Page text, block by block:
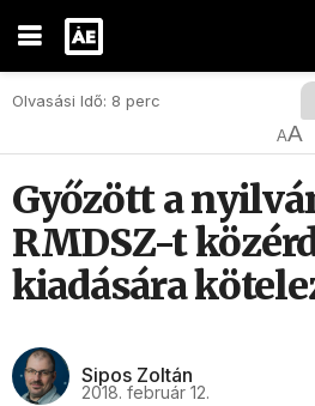
Olvasási Idő: 8 perc
AA
Győzött a
RMDSZ-t
kiadására
Sipos Zoltán
2018. február 12.